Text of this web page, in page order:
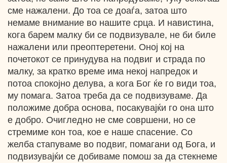
сме нажалени. До тоа се доаѓа, затоа што
немаме внимание во нашите срца. И навистина,
кога барем малку би се подвизувале, не би биле
нажалени или преоптеретени. Оној кој на
почетокот се принудува на подвиг и страда по
малку, за кратко време има некој напредок и
потоа спокојно делува, а кога Бог ќе го види тоа,
му помага. Затоа треба да се подвизуваме. Да
положиме добра основа, посакувајќи го она што
е добро. Очигледно не сме совршени, но се
стремиме кон тоа, кое е наше спасение. Со
желба стапуваме во подвиг, помагани од Бога, и
подвизувајќи се добиваме помош за да стекнеме